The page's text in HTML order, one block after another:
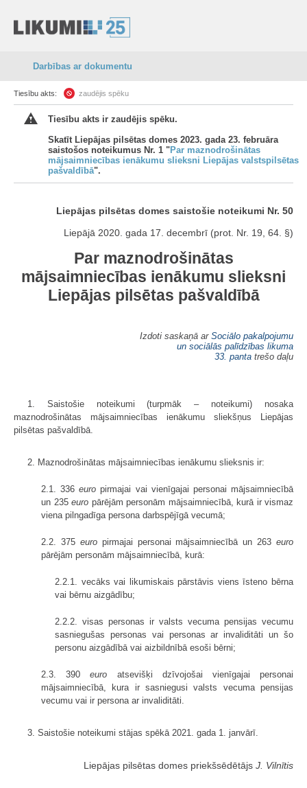
Darbības ar dokumentu
Tiesību akts: zaudējis spēku
Tiesību akts ir zaudējis spēku.
Skatīt Liepājas pilsētas domes 2023. gada 23. februāra
saistošos noteikumus Nr. 1 "Par maznodrošinātas
mājsaimniecības ienākumu slieksni Liepājas valstspilsētas
pašvaldībā".
Liepājas pilsētas domes saistošie noteikumi Nr. 50
Liepājā 2020. gada 17. decembrī (prot. Nr. 19, 64. §)
Par maznodrošinātas
mājsaimniecības ienākumu slieksni
Liepājas pilsētas pašvaldībā
Izdoti saskaņā ar Sociālo pakalpojumu
un sociālās palīdzības likuma
33. panta trešo daļu
1. Saistošie noteikumi (turpmāk – noteikumi) nosaka
maznodrošinātas mājsaimniecības ienākumu sliekšņus Liepājas
pilsētas pašvaldībā.
2. Maznodrošinātas mājsaimniecības ienākumu slieksnis ir:
2.1. 336euro pirmajai vai vienīgajai personai mājsaimniecībā
un 235 euro pārējām personām mājsaimniecībā, kurā ir vismaz
viena pilngadīga persona darbspējīgā vecumā;
2.2. 375 europirmajai personai mājsaimniecībā un 263 euro
pārējām personām mājsaimniecībā, kurā:
2.2.1. vecāks vai likumiskais pārstāvis viens īsteno bērna
vai bērnu aizgādību;
2.2.2. visas personas ir valsts vecuma pensijas vecumu
sasniegušas personas vai personas ar invaliditāti un šo
personu aizgādībā vai aizbildnībā esoši bērni;
2.3. 390euro atsevišķi dzīvojošai vienīgajai personai
mājsaimniecībā, kura ir sasniegusi valsts vecuma pensijas
vecumu vai ir persona ar invaliditāti.
3. Saistošie noteikumi stājas spēkā 2021. gada 1. janvārī.
Liepājas pilsētas domes priekšsēdētājs J. Vilnītis